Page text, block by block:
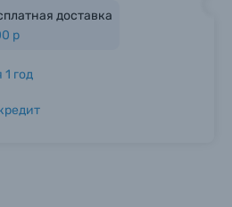
доставка
р
год